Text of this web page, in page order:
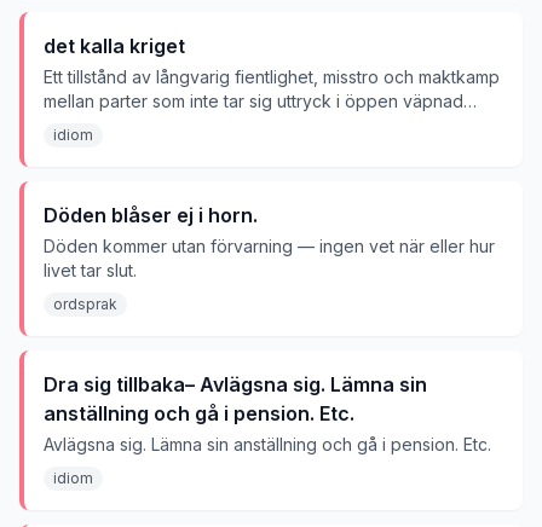
det kalla kriget
Ett tillstånd av långvarig fientlighet, misstro och maktkamp
mellan parter som inte tar sig uttryck i öppen väpnad
konflikt, utan i propaganda, spionage, rustning och
som helst.
idiom
Döden blåser ej i horn.
Döden kommer utan förvarning — ingen vet när eller hur
livet tar slut.
ordsprak
Dra sig tillbaka– Avlägsna sig. Lämna sin
anställning och gå i pension. Etc.
Avlägsna sig. Lämna sin anställning och gå i pension. Etc.
idiom